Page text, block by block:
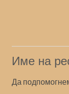
Име на
Да